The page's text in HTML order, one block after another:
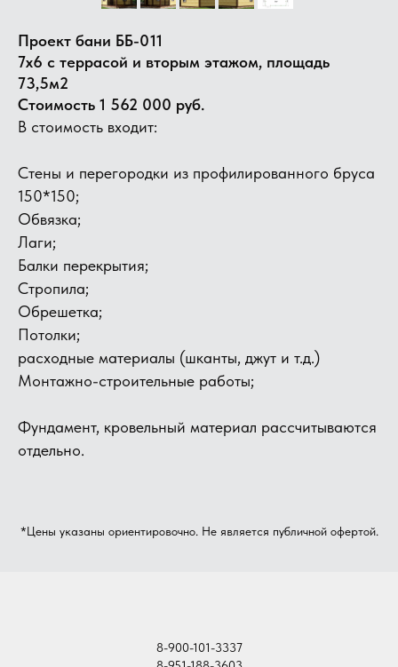
Проект бани ББ-011
7х6 с террасой и вторым этажом, площадь
73,5м2
Стоимость 1 562 000 руб.
В стоимость входит:
Стены и перегородки из профилированного бруса
150*150;
Обвязка;
Лаги;
Балки перекрытия;
​Стропила;
Обрешетка;
Потолки;
расходные материалы (шканты, джут и т.д.)
Монтажно-строительные работы;
Фундамент, кровельный материал рассчитываются
отдельно.
*Цены указаны ориентировочно. Не является публичной офертой.
8-900-101-3337